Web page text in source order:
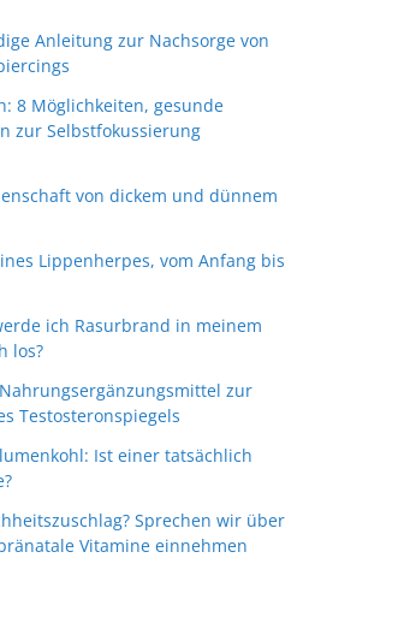
Anleitung zur Nachsorge von
8 Möglichkeiten, gesunde
zur Selbstfokussierung
von dickem und dünnem
Lippenherpes, vom Anfang bis
ich Rasurbrand in meinem
los?
zur
Testosteronspiegels
Ist einer tatsächlich
Sprechen wir über
Vitamine einnehmen